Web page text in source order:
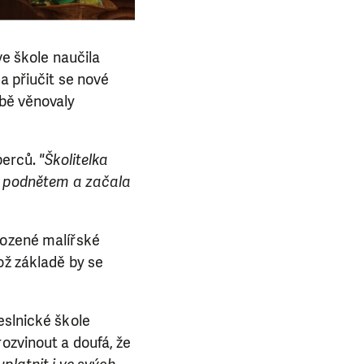
škole naučila
přiučit se nové
věnovaly
"Školitelka
a začala
malířské
základě by se
škole
a doufá, že